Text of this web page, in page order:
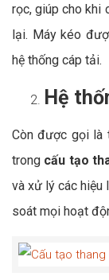
rọc, giúp cho khi
lại. Máy kéo
hệ thống cáp tải.
Hệ
Còn được gọi là
trong cấu tạo
và xử lý các hiệu
soát mọi hoạt